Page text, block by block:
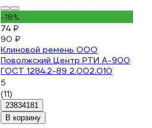
-18%
74 ₽
90 ₽
Клиновой ремень ООО
Поволжский Центр РТИ А-900
ГОСТ 1284.2-89 2.002.010
5
(11)
23834181
В корзину